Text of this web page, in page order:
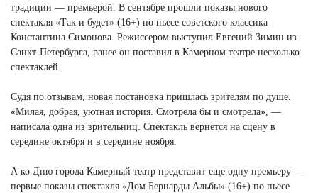
традиции — премьерой. В сентябре прошли показы нового
спектакля «Так и будет» (16+) по пьесе советского классика
Константина Симонова. Режиссером выступил Евгений Зимин из
Санкт-Петербурга, ранее он поставил в Камерном театре несколько
спектаклей.
Судя по отзывам, новая постановка пришлась зрителям по душе.
«Милая, добрая, уютная история. Смотрела бы и смотрела», —
написала одна из зрительниц. Спектакль вернется на сцену в
середине октября и в середине ноября.
А ко Дню города Камерный театр представит еще одну премьеру —
первые показы спектакля «Дом Бернарды Альбы» (16+) по пьесе